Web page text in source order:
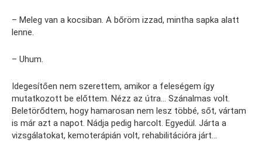
– Meleg van a kocsiban. A bőröm izzad, mintha sapka alatt
lenne.
– Uhum.
Idegesítően nem szerettem, amikor a feleségem így
mutatkozott be előttem. Nézz az útra… Szánalmas volt.
Beletörődtem, hogy hamarosan nem lesz többé, sőt, vártam
is már azt a napot. Nádja pedig harcolt. Egyedül. Járta a
vizsgálatokat, kemoterápián volt, rehabilitációra járt…